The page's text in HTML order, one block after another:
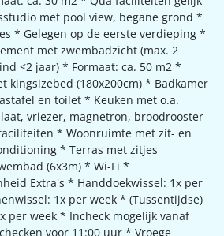
met pool view, begane grond *
* Gelegen op de eerste verdieping *
met zwembadzicht (max. 2
<2 jaar) * Formaat: ca. 50 m2 *
kingsizebed (180x200cm) * Badkamer
en toilet * Keuken met o.a.
vriezer, magnetron, broodrooster
* Woonruimte met zit- en
* Terras met zitjes
(6x3m) * Wi-Fi *
Extra's * Handdoekwissel: 1x per
1x per week * (Tussentijdse)
per week * Incheck mogelijk vanaf
voor 11:00 uur * Vroege